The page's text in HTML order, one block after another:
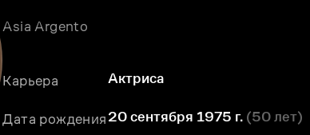
Asia Argento
Карьера Актриса
Дата рождения 20 сентября 1975 г. (50 лет)